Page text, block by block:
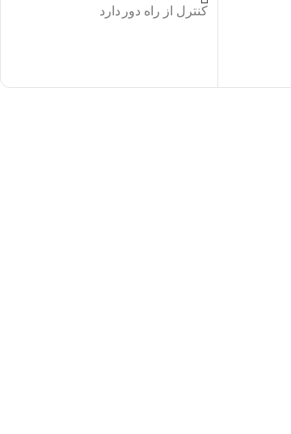
کنترل از راه دور دارد